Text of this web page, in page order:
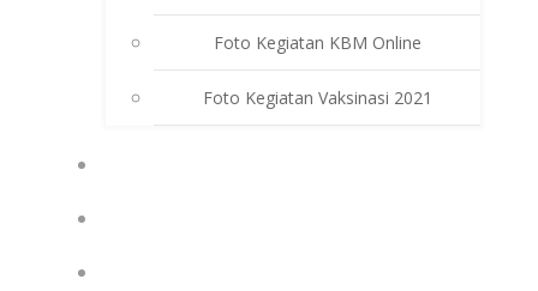
Foto Kegiatan KBM Online
Foto Kegiatan Vaksinasi 2021